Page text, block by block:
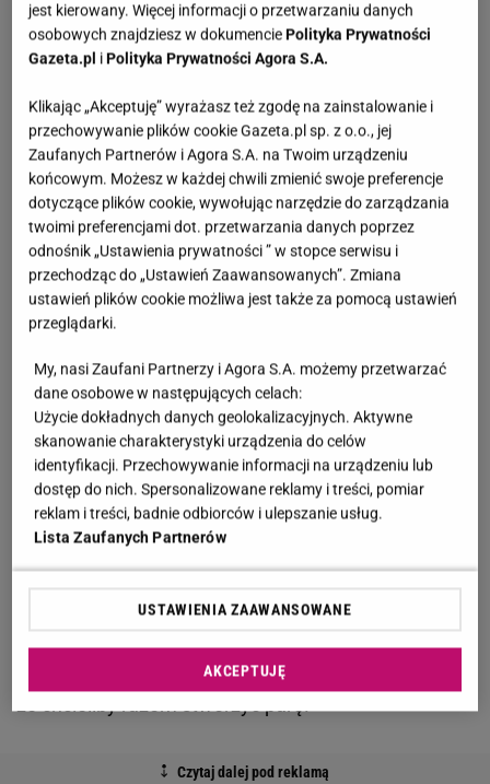
Zobacz wideo"True Love". Kuba i Julka wyznają, że
chcą stworzyć razem parę
"True Love". Kuba może namieszać. Wyzna uczucie
Julii, ale nie zakończy relacji z Oliwią
Kuba ma 26 lat i mieszka w Łodzi. Uczestnik
ukończył psychologię i w przyszłości planuje zostać
terapeutą. Na razie pracuje jako specjalista do
spraw marketingu i sprzedaży. Mężczyzna ma za
próby czasu. W programie"True Love"
wpadły mu w
oko dwieuczestniczki. Co więcej, w najnowszym
odcinku obu paniom zadeklaruje chęć stworzenia
relacji.
Ceremonii Miłościczęśćuczestników
siedzieć przy barze. Z kolei Kuba wraz z Julką
udadzą się w przestronne miejsce i wyznają sobie,
że chcieliby razem stworzyć parę.
jest kierowany. Więcej informacji o przetwarzaniu danych
osobowych znajdziesz w dokumencie Polityka Prywatności
Gazeta.pl i Polityka Prywatności Agora S.A.
Klikając „Akceptuję” wyrażasz też zgodę na zainstalowanie i
przechowywanie plików cookie Gazeta.pl sp. z o.o., jej
Zaufanych Partnerów i Agora S.A. na Twoim urządzeniu
końcowym. Możesz w każdej chwili zmienić swoje preferencje
dotyczące plików cookie, wywołując narzędzie do zarządzania
twoimi preferencjami dot. przetwarzania danych poprzez
odnośnik „Ustawienia prywatności ” w stopce serwisu i
przechodząc do „Ustawień Zaawansowanych”. Zmiana
ustawień plików cookie możliwa jest także za pomocą ustawień
przeglądarki.
My, nasi Zaufani Partnerzy i Agora S.A. możemy przetwarzać
dane osobowe w następujących celach:
Użycie dokładnych danych geolokalizacyjnych. Aktywne
skanowanie charakterystyki urządzenia do celów
identyfikacji. Przechowywanie informacji na urządzeniu lub
dostęp do nich. Spersonalizowane reklamy i treści, pomiar
reklam i treści, badnie odbiorców i ulepszanie usług.
Lista Zaufanych Partnerów
USTAWIENIA ZAAWANSOWANE
AKCEPTUJĘ